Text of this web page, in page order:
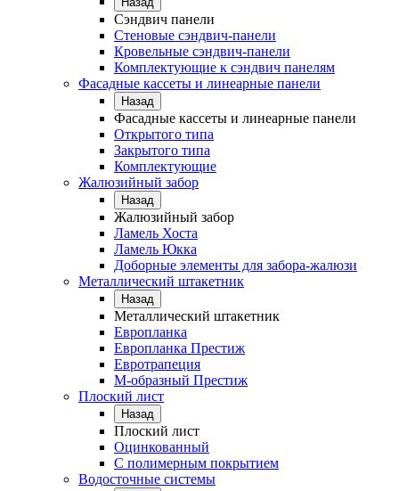
Сэндвич панели
Стеновые сэндвич-панели
Кровельные сэндвич-панели
Комплектующие к сэндвич панелям
Фасадные кассеты и линеарные панели
Назад
Фасадные кассеты и линеарные панели
Открытого типа
Закрытого типа
Комплектующие
Жалюзийный забор
Назад
Жалюзийный забор
Ламель Хоста
Ламель Юкка
Доборные элементы для забора-жалюзи
Металлический штакетник
Назад
Металлический штакетник
Европланка
Европланка Престиж
Евротрапеция
М-образный Престиж
Плоский лист
Назад
Плоский лист
Оцинкованный
С полимерным покрытием
Водосточные системы